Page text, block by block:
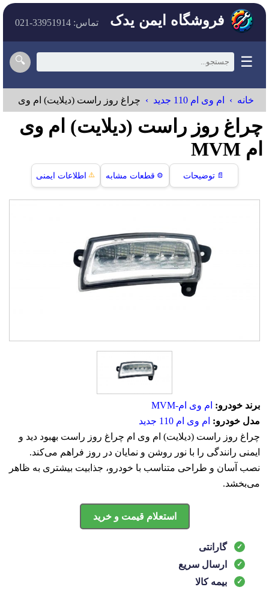
فروشگاه ایمن یدک تماس: 33951914-021
☰
🔍
خانه ام وی ام 110 جدید چراغ روز راست (دیلایت) ام وی ام
چراغ روز راست (دیلایت) ام وی
ام MVM
📄 توضیحات ⚙️ قطعات مشابه ⚠️ اطلاعات ایمنی
برند خودرو: ام وی ام-MVM
مدل خودرو: ام وی ام 110 جدید
چراغ روز راست (دیلایت) ام وی ام چراغ روز راست بهبود دید و
ایمنی رانندگی را با نور روشن و نمایان در روز فراهم می‌کند.
نصب آسان و طراحی متناسب با خودرو، جذابیت بیشتری به ظاهر
می‌بخشد.
استعلام قیمت و خرید
گارانتی
ارسال سریع
بیمه کالا